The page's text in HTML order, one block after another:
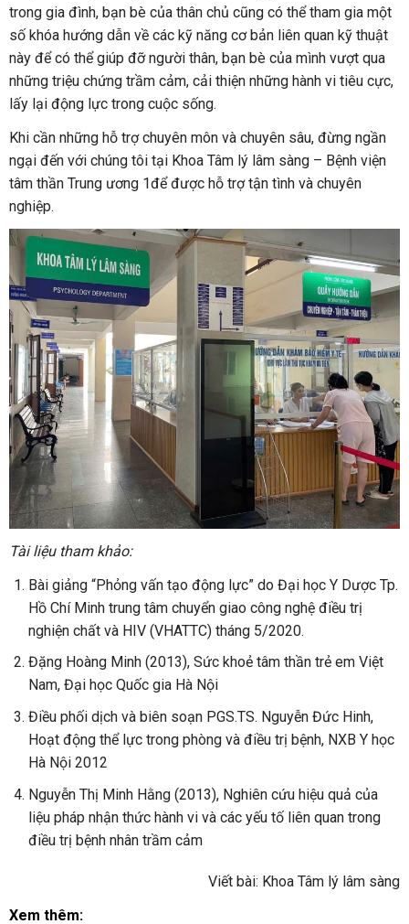
trong gia đình, bạn bè của thân chủ cũng có thể tham gia một
số khóa hướng dẫn về các kỹ năng cơ bản liên quan kỹ thuật
này để có thể giúp đỡ người thân, bạn bè của mình vượt qua
những triệu chứng trầm cảm, cải thiện những hành vi tiêu cực,
lấy lại động lực trong cuộc sống.
Khi cần những hỗ trợ chuyên môn và chuyên sâu, đừng ngần
ngại đến với chúng tôi tại Khoa Tâm lý lâm sàng – Bệnh viện
tâm thần Trung ương 1để được hỗ trợ tận tình và chuyên
nghiệp.
Tài liệu tham khảo:
Bài giảng “Phỏng vấn tạo động lực” do Đại học Y Dược Tp.
Hồ Chí Minh trung tâm chuyển giao công nghệ điều trị
nghiện chất và HIV (VHATTC) tháng 5/2020.
Đặng Hoàng Minh (2013), Sức khoẻ tâm thần trẻ em Việt
Nam, Đại học Quốc gia Hà Nội
Điều phối dịch và biên soạn PGS.TS. Nguyễn Đức Hinh,
Hoạt động thể lực trong phòng và điều trị bệnh, NXB Y học
Hà Nội 2012
Nguyễn Thị Minh Hằng (2013), Nghiên cứu hiệu quả của
liệu pháp nhận thức hành vi và các yếu tố liên quan trong
điều trị bệnh nhân trầm cảm
Viết bài: Khoa Tâm lý lâm sàng
Xem thêm: